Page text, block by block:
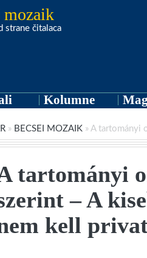
mozaik
strane čitalaca
Kolumne
» BECSEI MOZAIK » A tartományi
tartományi
– A
kell